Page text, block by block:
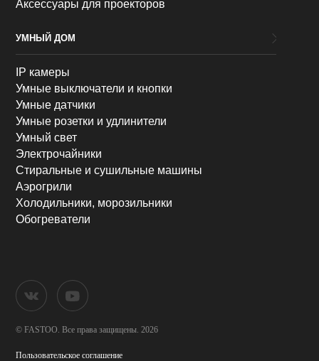
Аксессуары для проекторов
УМНЫЙ ДОМ
IP камеры
Умные выключатели и кнопки
Умные датчики
Умные розетки и удлинители
Умный свет
Электрочайники
Стиральные и сушильные машины
Аэрогрили
Холодильники, морозильники
Обогреватели
© FASTOO. Все права защищены. 2026
Пользовательское соглашение